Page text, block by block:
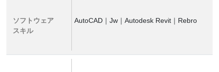
ソフトウェア
スキル
AutoCAD｜Jw｜Autodesk Revit｜Rebro